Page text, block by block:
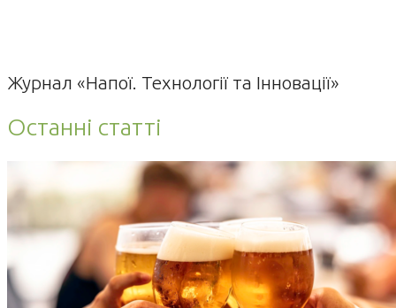
Журнал «Напої. Технології та Інновації»
Останні статті